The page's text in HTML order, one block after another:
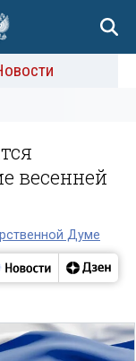
весенней
Думе